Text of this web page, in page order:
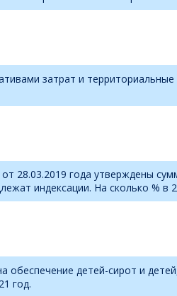
затрат и
28.03.2019 года утверждены
индексации. На сколько %
обеспечение детей-сирот и
год.